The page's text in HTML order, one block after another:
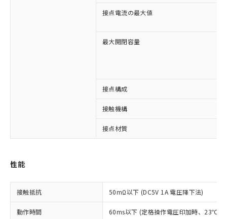
接点電流の最大値
最大開閉容量
接点構成
接触機構
接点材質
性能
接触抵抗 50mΩ以下 (DC5V 1A 電圧降下法)
動作時間 60ms以下 (定格操作電圧印加時、23℃、
ご利用条件
す。
対応予定：EU RoHS指令（10物質）の非含
有に対応した製品に切り替える予定のある